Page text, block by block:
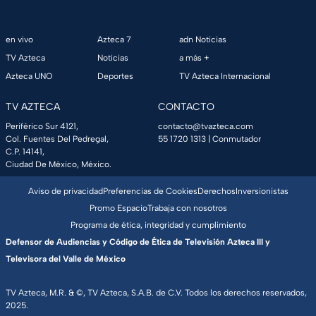
en vivo
TV Azteca
Azteca UNO
Azteca 7
Noticias
Deportes
adn Noticias
a más +
TV Azteca Internacional
TV AZTECA
Periférico Sur 4121,
Col. Fuentes Del Pedregal,
C.P. 14141,
Ciudad De México, México.
CONTACTO
contacto@tvazteca.com
55 1720 1313 | Conmutador
TV Azteca, M.R. & ©, TV Azteca, S.A.B. de C.V. Todos los derechos reservados,
2025.
Aviso de privacidadPreferencias de CookiesDerechosInversionistas
Promo EspacioTrabaja con nosotros
Programa de ética, integridad y cumplimiento
Defensor de Audiencias y Código de Ética de Televisión Azteca III y
Televisora del Valle de México